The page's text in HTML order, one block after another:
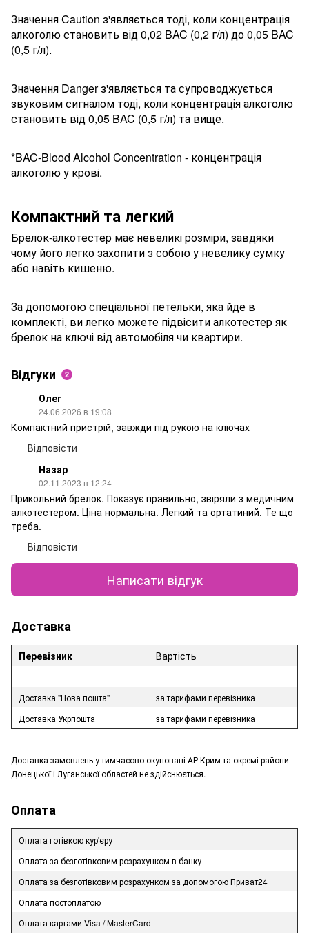
Значення Caution з'являється тоді, коли концентрація
алкоголю становить від 0,02 BAC (0,2 г/л) до 0,05 BAC
(0,5 г/л).
Значення Danger з'являється та супроводжується
звуковим сигналом тоді, коли концентрація алкоголю
становить від 0,05 BAC (0,5 г/л) та вище.
*BAC-Blood Alcohol Concentration - концентрація
алкоголю у крові.
Компактний та легкий
Брелок-алкотестер має невеликі розміри, завдяки
чому його легко захопити з собою у невелику сумку
або навіть кишеню.
За допомогою спеціальної петельки, яка йде в
комплекті, ви легко можете підвісити алкотестер як
брелок на ключі від автомобіля чи квартири.
Відгуки 2
Олег
24.06.2026 в 19:08
Компактний пристрій, завжди під рукою на ключах
Відповісти
Назар
02.11.2023 в 12:24
Прикольний брелок. Показує правильно, звіряли з медичним
алкотестером. Ціна нормальна. Легкий та ортатиний. Те що
треба.
Відповісти
Написати відгук
Доставка
Перевізник Вартість
Доставка "Нова пошта"
за тарифами перевізника
Доставка Укрпошта
за тарифами перевізника
Доставка замовлень у тимчасово окуповані АР Крим та окремі райони
Донецької і Луганської областей не здійснюється.
Оплата
Оплата готівкою кур'єру
Оплата за безготівковим розрахунком в банку
Оплата за безготівковим розрахунком за допомогою Приват24
Оплата постоплатою
Оплата картами Visa / MasterCard